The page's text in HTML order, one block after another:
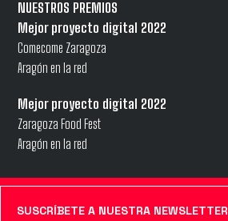
NUESTROS PREMIOS
Mejor proyecto digital 2022
Comecome Zaragoza
Aragón en la red
Mejor proyecto digital 2022
Zaragoza Food Fest
Aragón en la red
SUSCRÍBETE A NUESTRA NEWSLETTER